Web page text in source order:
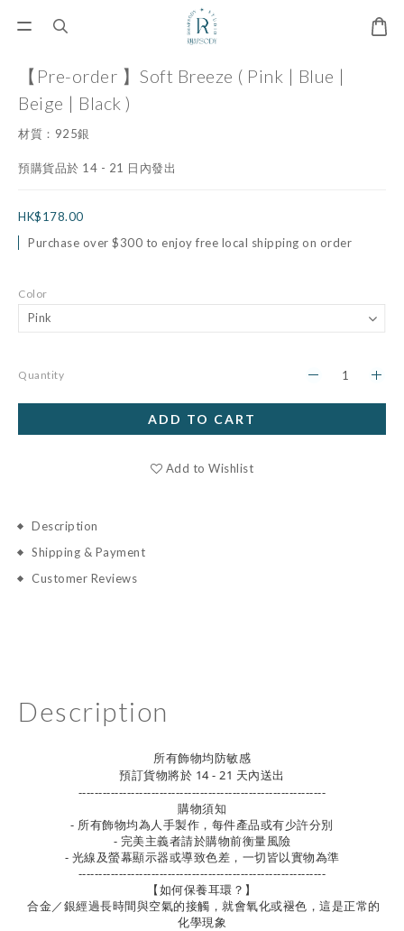
【Pre-order 】Soft Breeze ( Pink | Blue |
Beige | Black )
材質：925銀
預購貨品於 14 - 21 日內發出
HK$178.00
Purchase over $300 to enjoy free local shipping on order
Color
Quantity
ADD TO CART
Add to Wishlist
Description
Shipping & Payment
Customer Reviews
Description
所有飾物均防敏感
預訂貨物將於 14 - 21 天內送出
-------------------------------------------------------------
購物須知
- 所有飾物均為人手製作，每件產品或有少許分別
- 完美主義者請於購物前衡量風險
- 光線及螢幕顯示器或導致色差，一切皆以實物為準
-------------------------------------------------------------
【如何保養耳環？】
合金／銀經過長時間與空氣的接觸，就會氧化或褪色，這是正常的
化學現象